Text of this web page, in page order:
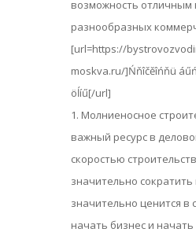
возможность отличным
разнообразных
[url=https://
moskva.ru/]Ńňîčěîńňü
öĺíű[/url]
1. Молниеносное
важный ресурс в
скоростью
значительно
значительно ценится в
начать бизнес и